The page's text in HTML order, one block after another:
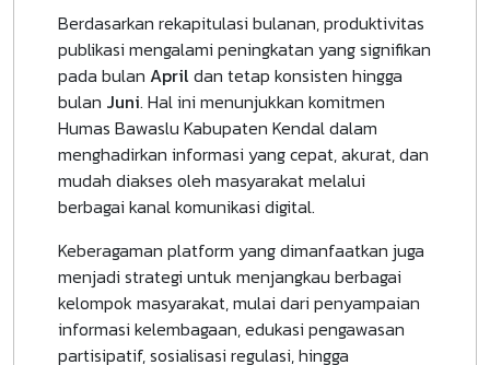
Berdasarkan rekapitulasi bulanan, produktivitas
publikasi mengalami peningkatan yang signifikan
pada bulan Aprildan tetap konsisten hingga
bulan Juni. Hal ini menunjukkan komitmen
Humas Bawaslu Kabupaten Kendal dalam
menghadirkan informasi yang cepat, akurat, dan
mudah diakses oleh masyarakat melalui
berbagai kanal komunikasi digital.
Keberagaman platform yang dimanfaatkan juga
menjadi strategi untuk menjangkau berbagai
kelompok masyarakat, mulai dari penyampaian
informasi kelembagaan, edukasi pengawasan
partisipatif, sosialisasi regulasi, hingga